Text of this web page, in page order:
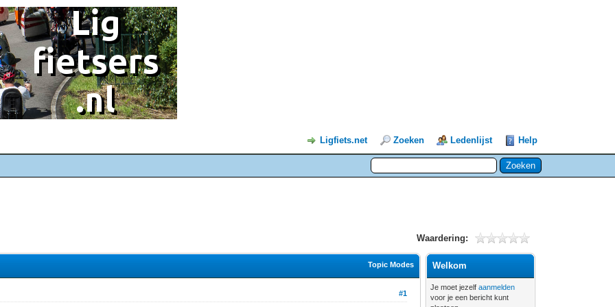
Ligfiets.net Zoeken Ledenlijst Help
Waardering:
Topic Modes
#1
Welkom
Je moet jezelfaanmelden
voor je een bericht kunt